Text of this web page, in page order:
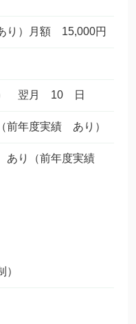
り）月額 15,000円
） 翌月 10 日
年度実績 あり）
あり（前年度実績